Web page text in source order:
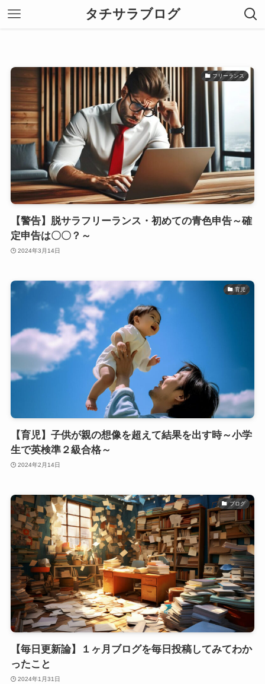
タチサラブログ
フリーランス
【警告】脱サラフリーランス・初めての青色申告～確
定申告は〇〇？～
2024年3月14日
育児
【育児】子供が親の想像を超えて結果を出す時～小学
生で英検準２級合格～
2024年2月14日
ブログ
【毎日更新論】１ヶ月ブログを毎日投稿してみてわか
ったこと
2024年1月31日